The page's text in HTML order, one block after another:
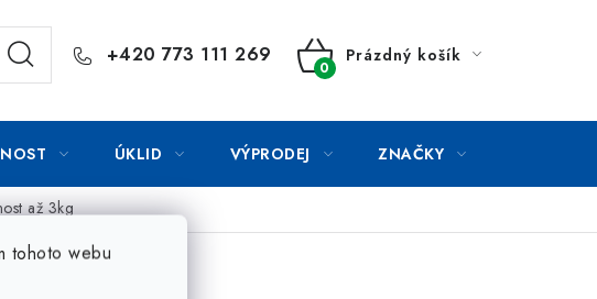
tohoto webu
+420 773 111 269
NÁKUPNÍ
Prázdný košík
ÚKLID VÝPRODEJ ZNAČKY
až 3kg